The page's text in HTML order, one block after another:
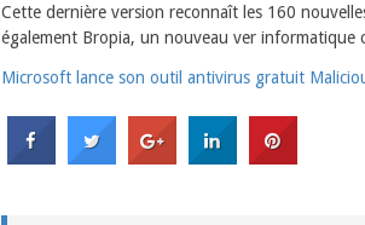
Cette dernière version reconnaît les 160
également Bropia, un nouveau ver informatique
Microsoft lance son outil antivirus gratuit